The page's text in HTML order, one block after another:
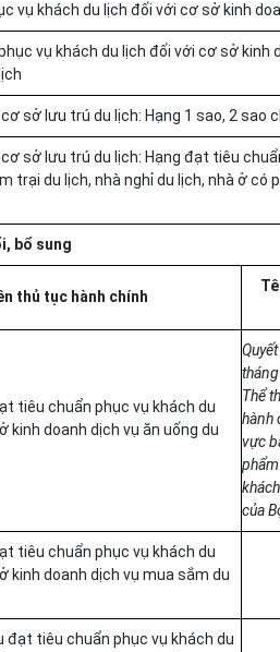
vụ khách du lịch đối với cơ sở kinh
vụ khách du lịch đối với cơ sở kinh
sở lưu trú du lịch: Hạng 1 sao, 2 sao
sở lưu trú du lịch: Hạng đạt tiêu
trại du lịch, nhà nghỉ du lịch, nhà ở
i, bổ sung
thủ tục hành chính
tiêu chuẩn phục vụ khách du
kinh doanh dịch vụ ăn uống du
Thể
hành
vực
phẩm
của
tiêu chuẩn phục vụ khách du
kinh doanh dịch vụ mua sắm du
đạt tiêu chuẩn phục vụ khách du